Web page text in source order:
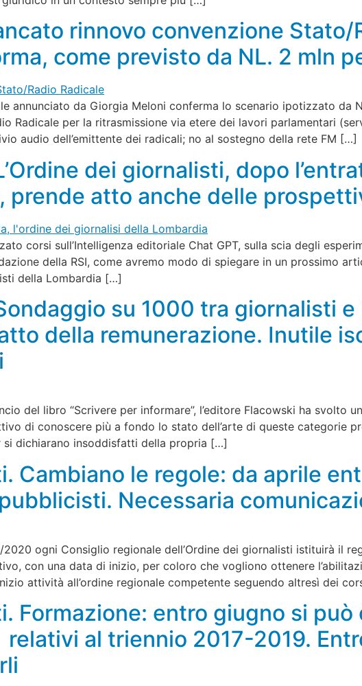
rinnovo convenzione Stato/
come previsto da NL. 2 mln
annunciato da Giorgia Meloni conferma lo scenario ipotizzato da
Radicale per la ritrasmissione via etere dei lavori parlamentari
audio dell’emittente dei radicali; no al sostegno della rete FM […]
dei giornalisti, dopo
prende atto anche delle
corsi sull’Intelligenza editoriale Chat GPT, sulla scia degli
della RSI, come avremo modo di spiegare in un prossimo
della Lombardia […]
su 1000 tra giornalisti
della remunerazione. Inutile
del libro “Scrivere per informare”, l’editore Flacowski ha svolto
di conoscere più a fondo lo stato dell’arte di queste categorie
si dichiarano insoddisfatti della propria […]
Cambiano le regole: da aprile
Necessaria
ogni Consiglio regionale dell’Ordine dei giornalisti istituirà il
con una data di inizio, per coloro che vogliono ottenere
attività all’ordine regionale competente seguendo altresì dei
Formazione: entro giugno si
al triennio 2017-2019.